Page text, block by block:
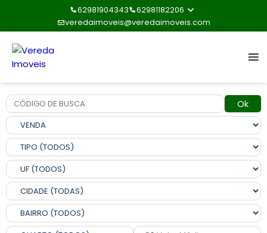
62981904343
62981182206
veredaimoveis@veredaimoveis.com
Ok